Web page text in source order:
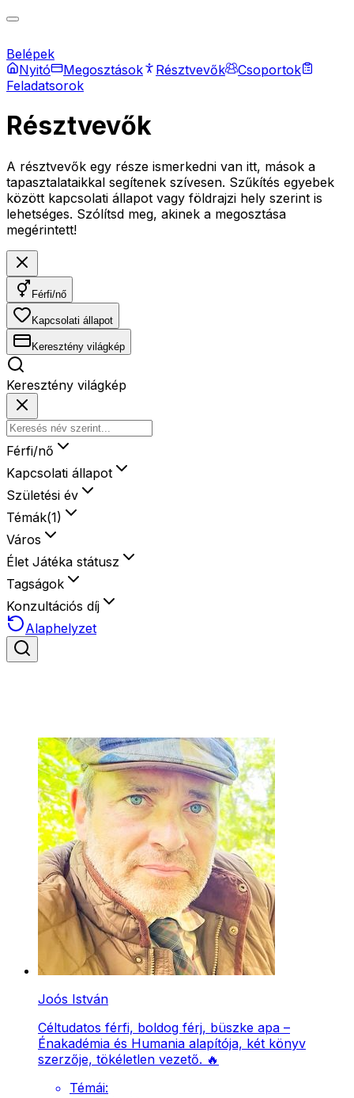
Belépek
Nyitó
Megosztások Résztvevők
Csoportok
Feladatsorok
Résztvevők
A résztvevők egy része ismerkedni van itt, mások a
tapasztalataikkal segítenek szívesen. Szűkítés egyebek
között kapcsolati állapot vagy földrajzi hely szerint is
lehetséges. Szólítsd meg, akinek a megosztása
megérintett!
Férfi/nő
Kapcsolati állapot
Keresztény világkép
Keresztény világkép
Férfi/nő
Kapcsolati állapot
Születési év
Témák(1)
Város
Élet Játéka státusz
Tagságok
Konzultációs díj
Alaphelyzet
Joós István
Céltudatos férfi, boldog férj, büszke apa –
Énakadémia és Humania alapítója, két könyv
szerzője, tökéletlen vezető. 🔥
Témái: